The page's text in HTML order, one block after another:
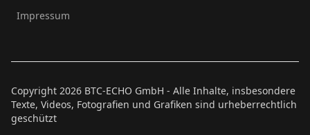
Impressum
Copyright 2026 BTC-ECHO GmbH - Alle Inhalte, insbesondere
Texte, Videos, Fotografien und Grafiken sind urheberrechtlich
geschützt